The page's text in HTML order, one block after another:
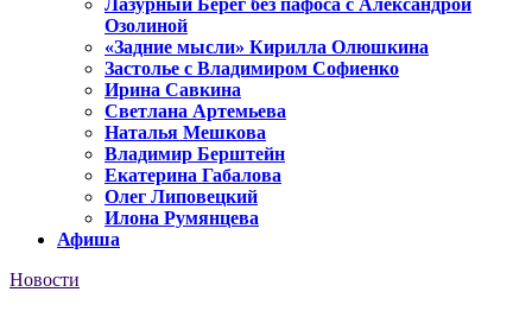
Лазурный Берег без пафоса с Александрой
Озолиной
«Задние мысли» Кирилла Олюшкина
Застолье с Владимиром Софиенко
Ирина Савкина
Светлана Артемьева
Наталья Мешкова
Владимир Берштейн
Екатерина Габалова
Олег Липовецкий
Илона Румянцева
Афиша
Новости